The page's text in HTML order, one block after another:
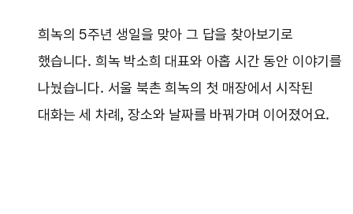
희녹의 5주년 생일을 맞아 그 답을 찾아보기로
했습니다. 희녹 박소희 대표와 아홉 시간 동안 이야기를
나눴습니다. 서울 북촌 희녹의 첫 매장에서 시작된
대화는 세 차례, 장소와 날짜를 바꿔가며 이어졌어요.